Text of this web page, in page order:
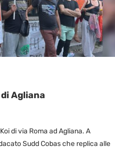
Agliana
di via Roma ad Agliana. A
Sudd Cobas che replica alle